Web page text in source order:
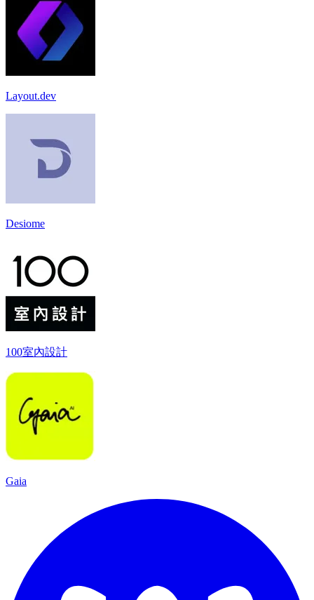
Layout.dev
Desiome
100室內設計
Gaia